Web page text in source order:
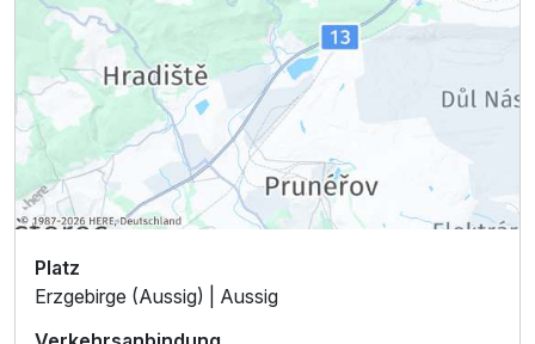
Platz
Erzgebirge (Aussig) | Aussig